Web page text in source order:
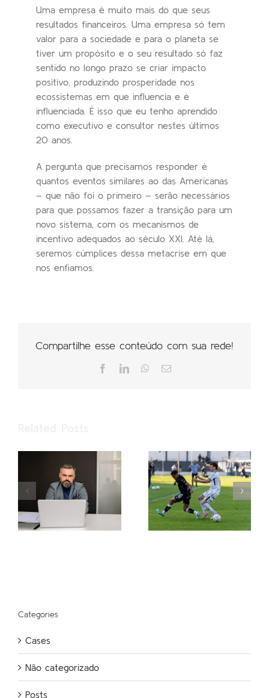
Uma empresa é muito mais do que seus
resultados financeiros. Uma empresa só tem
valor para a sociedade e para o planeta se
tiver um propósito e o seu resultado só faz
sentido no longo prazo se criar impacto
positivo, produzindo prosperidade nos
ecossistemas em que influencia e é
influenciada. É isso que eu tenho aprendido
como executivo e consultor nestes últimos
20 anos.
A pergunta que precisamos responder é
quantos eventos similares ao das Americanas
– que não foi o primeiro – serão necessários
para que possamos fazer a transição para um
novo sistema, com os mecanismos de
incentivo adequados ao século XXI. Até lá,
seremos cúmplices dessa metacrise em que
nos enfiamos.
Compartilhe esse conteúdo com sua rede!
FacebookLinkedInWhatsApp
Email
Categories
Cases
Não categorizado
Posts